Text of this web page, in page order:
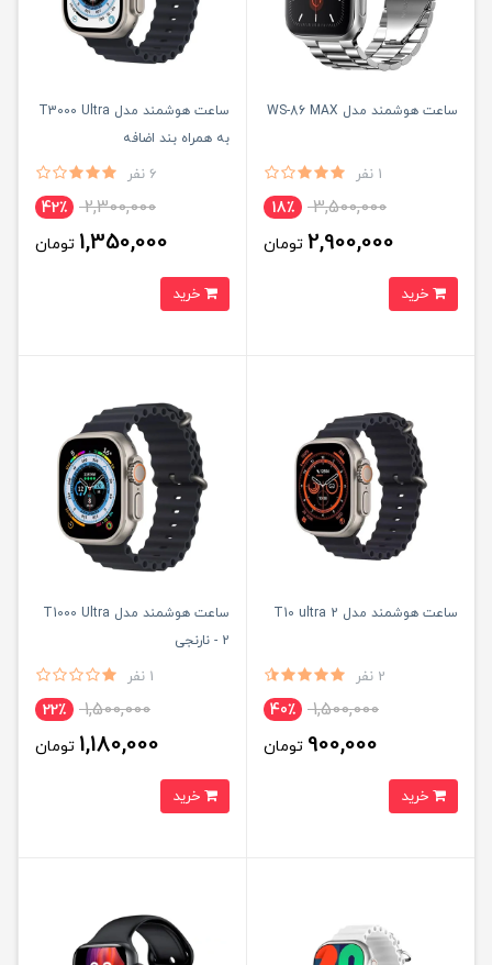
ساعت هوشمند مدل WS-86 MAX
1 نفر
3,500,000 18٪
2,900,000 تومان
ساعت هوشمند مدل T3000 Ultra
به همراه بند اضافه
6 نفر
2,300,000 42٪
1,350,000 تومان
ساعت هوشمند مدل T10 ultra 2
2 نفر
1,500,000 40٪
900,000 تومان
ساعت هوشمند مدل T1000 Ultra
2 - نارنجی
1 نفر
1,500,000 22٪
1,180,000 تومان